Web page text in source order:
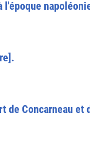
de Concarneau et